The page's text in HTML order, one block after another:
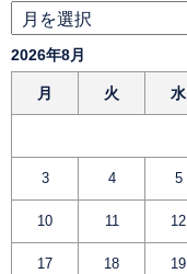
2026年8月
月 火 水
3 4 5
10 11 12
17 18 19